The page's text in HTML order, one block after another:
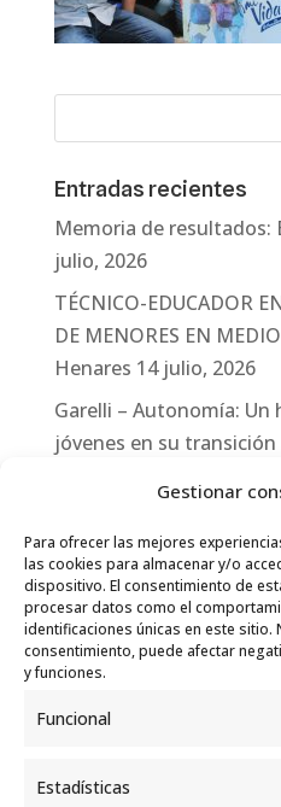
Gestionar
Para ofrecer las mejores
las cookies para almacenar y/o
dispositivo. El consentimiento de
procesar datos como el
identificaciones únicas en este sitio.
consentimiento, puede afectar
y funciones.
Funcional
Estadísticas
Entradas recientes
Memoria de resultados:
julio, 2026
TÉCNICO-EDUCADOR
DE MENORES EN
Henares 14 julio, 2026
Garelli – Autonomía: Un
jóvenes en su
Garelli-Refugio:
marco del Sistema de
Internacional 10 julio,